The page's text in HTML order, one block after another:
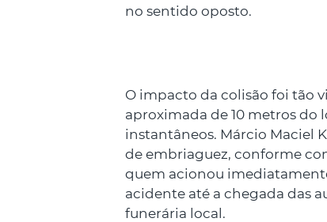
no sentido oposto.
O impacto da colisão foi tão
aproximada de 10 metros do
instantâneos. Márcio Maciel
de embriaguez, conforme
quem acionou
acidente até a chegada das
funerária local.